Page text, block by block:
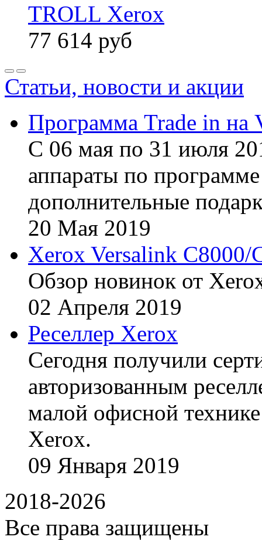
TROLL Xerox
77 614 руб
Статьи, новости и акции
Программа Trade in на
С 06 мая по 31 июля
аппараты по
дополнительные
20 Мая 2019
Xerox Versalink C8000/
Обзор новинок от
02 Апреля 2019
Реселлер Xerox
Сегодня получили
авторизованным
малой офисной
Xerox.
09 Января 2019
2018-2026
Все права защищены